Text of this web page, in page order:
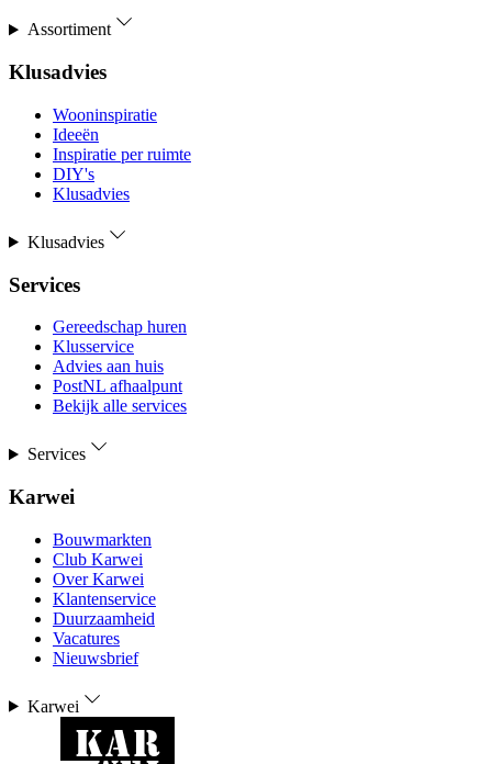
Assortiment
Klusadvies
Wooninspiratie
Ideeën
Inspiratie per ruimte
DIY's
Klusadvies
Klusadvies
Services
Gereedschap huren
Klusservice
Advies aan huis
PostNL afhaalpunt
Bekijk alle services
Services
Karwei
Bouwmarkten
Club Karwei
Over Karwei
Klantenservice
Duurzaamheid
Vacatures
Nieuwsbrief
Karwei